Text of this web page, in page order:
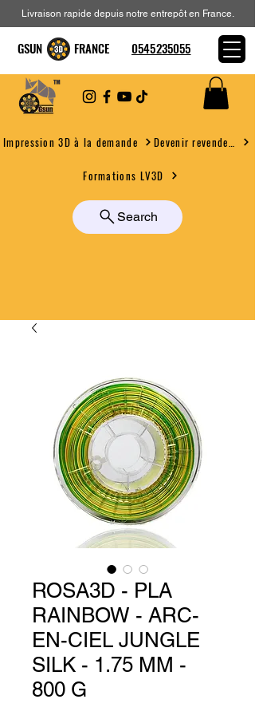
Impression 3D à la demande
Formations LV3D
Search
Livraison rapide depuis notre entrepôt en France.
GSUN FRANCE 0545235055
ROSA3D - PLA
RAINBOW - ARC-
EN-CIEL JUNGLE
SILK - 1.75 MM -
800 G